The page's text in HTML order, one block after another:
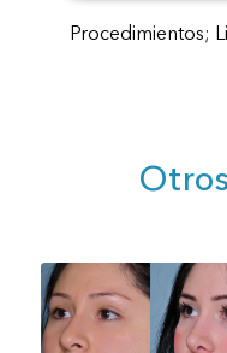
Procedimientos;